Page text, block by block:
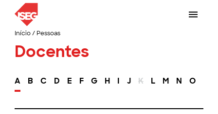
Início/ Pessoas
Docentes
A B C D E F G H I J K L M N O